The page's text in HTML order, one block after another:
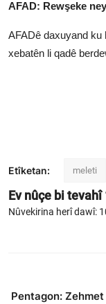
AFAD: Rewşeke
AFADê daxuyand
xebatên li qadê
Etîketan: meleti
Ev nûçe bi tevahî
Nûvekirina herî dawî:
Pentagon: